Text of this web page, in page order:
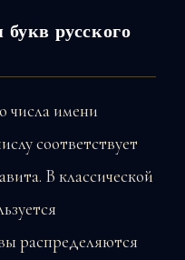
букв русского
числа имени
соответствует
В классической
распределяются